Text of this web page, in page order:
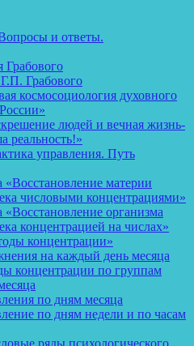
и ответы.
Грабового
Грабового
космосоциология духовного
людей и вечная жизнь-
реальность!»
управления. Путь
«Восстановление материи
числовыми концентрациями»
«Восстановление организма
концентрацией на числах»
концентрации»
на каждый день месяца
концентрации по группам
по дням месяца
по дням недели и по часам